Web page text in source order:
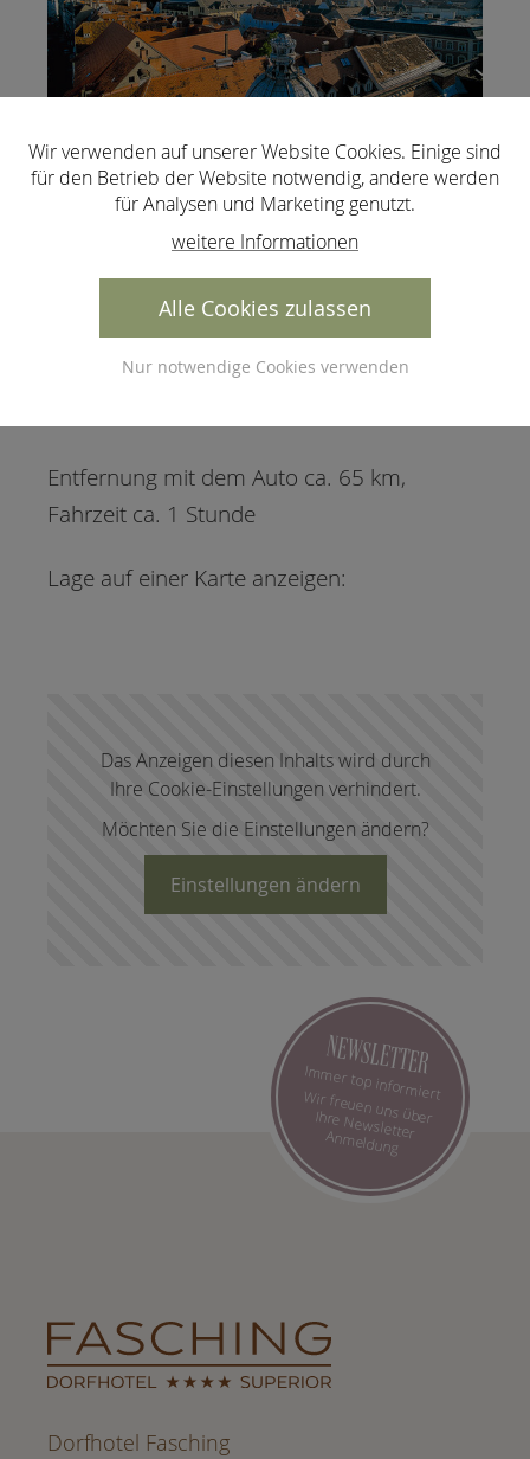
Entfernung mit dem Auto ca. 65 km,
Fahrzeit ca. 1 Stunde
Lage auf einer Karte anzeigen:
Das Anzeigen diesen Inhalts wird durch
Ihre Cookie-Einstellungen verhindert.
Möchten Sie die Einstellungen ändern?
Einstellungen ändern
Dorfhotel Fasching
NEWSLETTER
Immer top informiert
Wir freuen uns über Ihre Newsletter Anmeldung
Wir verwenden auf unserer Website Cookies. Einige sind
für den Betrieb der Website notwendig, andere werden
für Analysen und Marketing genutzt.
weitere Informationen
Alle Cookies zulassen
Nur notwendige Cookies verwenden